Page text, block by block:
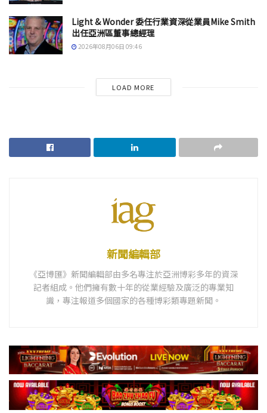
Light & Wonder 委任行業資深從業員Mike Smith
出任亞洲區董事總經理
2026年08月06日 09:46
LOAD MORE
新聞編輯部
《亞博匯》新聞編輯部由多名專注於亞洲博彩多年的資深
記者組成。他們擁有數十年的從業經驗及廣泛的專業知
識，專注報道多個國家的各種博彩類專題新聞。